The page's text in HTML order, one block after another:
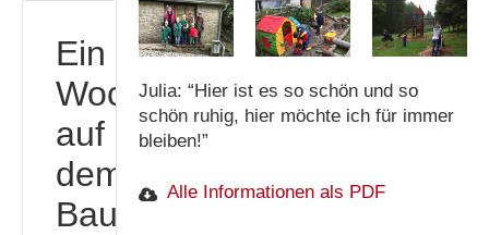
Ein
Wochenende
auf
dem
Bauernhof
Julia: “Hier ist es so schön und so
schön ruhig, hier möchte ich für immer
bleiben!”
Alle Informationen als PDF